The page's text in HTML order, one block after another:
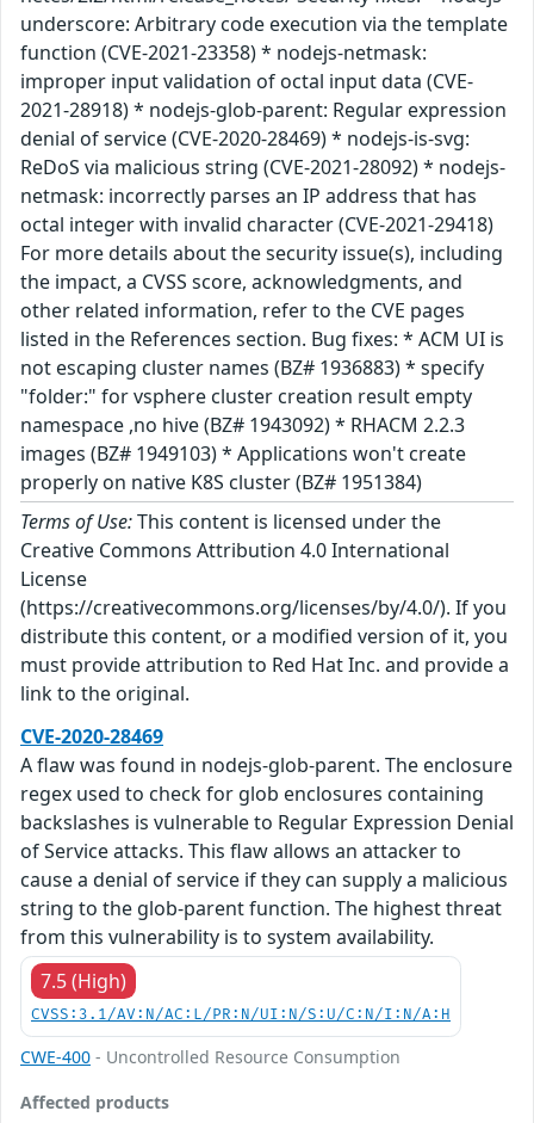
underscore: Arbitrary code execution via the template
function (CVE-2021-23358) * nodejs-netmask:
improper input validation of octal input data (CVE-
2021-28918) * nodejs-glob-parent: Regular expression
denial of service (CVE-2020-28469) * nodejs-is-svg:
ReDoS via malicious string (CVE-2021-28092) * nodejs-
netmask: incorrectly parses an IP address that has
octal integer with invalid character (CVE-2021-29418)
For more details about the security issue(s), including
the impact, a CVSS score, acknowledgments, and
other related information, refer to the CVE pages
listed in the References section. Bug fixes: * ACM UI is
not escaping cluster names (BZ# 1936883) * specify
"folder:" for vsphere cluster creation result empty
namespace ,no hive (BZ# 1943092) * RHACM 2.2.3
images (BZ# 1949103) * Applications won't create
properly on native K8S cluster (BZ# 1951384)
Terms of Use:This content is licensed under the
Creative Commons Attribution 4.0 International
License
(https://creativecommons.org/licenses/by/4.0/). If you
distribute this content, or a modified version of it, you
must provide attribution to Red Hat Inc. and provide a
link to the original.
CVE-2020-28469
A flaw was found in nodejs-glob-parent. The enclosure
regex used to check for glob enclosures containing
backslashes is vulnerable to Regular Expression Denial
of Service attacks. This flaw allows an attacker to
cause a denial of service if they can supply a malicious
string to the glob-parent function. The highest threat
from this vulnerability is to system availability.
7.5 (High)
CVSS:3.1/AV:N/AC:L/PR:N/UI:N/S:U/C:N/I:N/A:H
CWE-400 - Uncontrolled Resource Consumption
Affected products